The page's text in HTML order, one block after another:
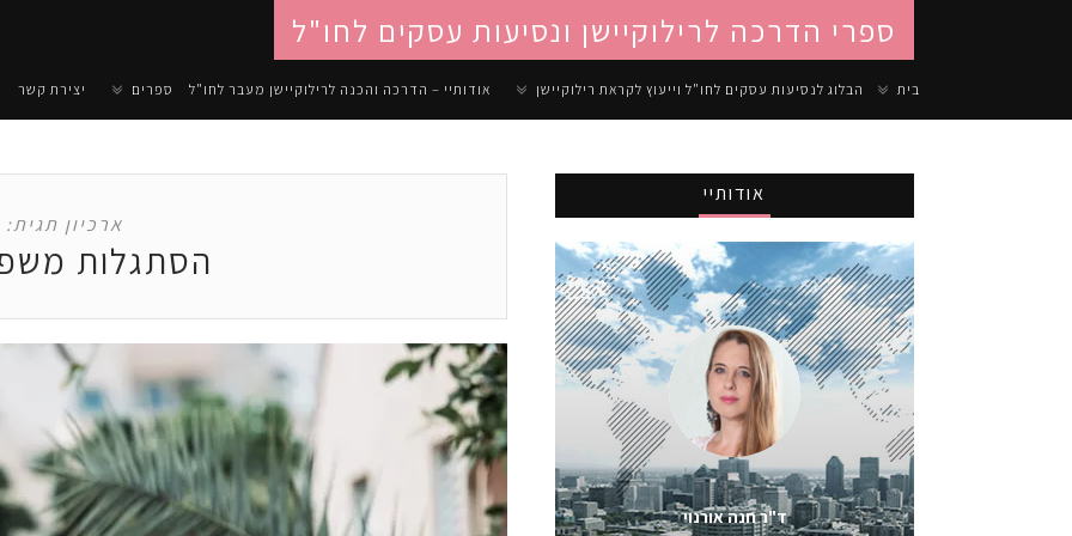
ספרי הדרכה לרילוקיישן ונסיעות עסקים לחו"ל
בית הבלוג לנסיעות עסקים לחו"ל וייעוץ לקראת רילוקיישן אודותיי – הדרכה והכנה לרילוקיישן מעבר לחו"ל ספרים יצירת קשר
ארכיון תגית:
הסתגלות
אודותיי
ד"ר חנה אורנוי